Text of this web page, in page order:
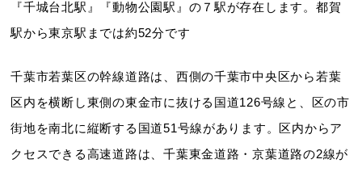
『千城台北駅』『動物公園駅』の７駅が存在します。都賀
駅から東京駅までは約52分です
千葉市若葉区の幹線道路は、西側の千葉市中央区から若葉
区内を横断し東側の東金市に抜ける国道126号線と、区の市
街地を南北に縦断する国道51号線があります。区内からア
クセスできる高速道路は、千葉東金道路・京葉道路の2線が